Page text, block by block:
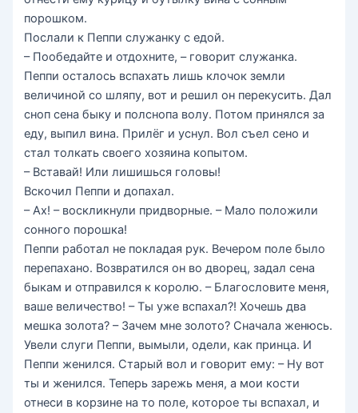
порошком.
Послали к Пеппи служанку с едой.
– Пообедайте и отдохните, – говорит служанка.
Пеппи осталось вспахать лишь клочок земли
величиной со шляпу, вот и решил он перекусить. Дал
сноп сена быку и полснопа волу. Потом принялся за
еду, выпил вина. Прилёг и уснул. Вол съел сено и
стал толкать своего хозяина копытом.
– Вставай! Или лишишься головы!
Вскочил Пеппи и допахал.
– Ах! – воскликнули придворные. – Мало положили
сонного порошка!
Пеппи работал не покладая рук. Вечером поле было
перепахано. Возвратился он во дворец, задал сена
быкам и отправился к королю. – Благословите меня,
ваше величество! – Ты уже вспахал?! Хочешь два
мешка золота? – Зачем мне золото? Сначала женюсь.
Увели слуги Пеппи, вымыли, одели, как принца. И
Пеппи женился. Старый вол и говорит ему: – Ну вот
ты и женился. Теперь зарежь меня, а мои кости
отнеси в корзине на то поле, которое ты вспахал, и